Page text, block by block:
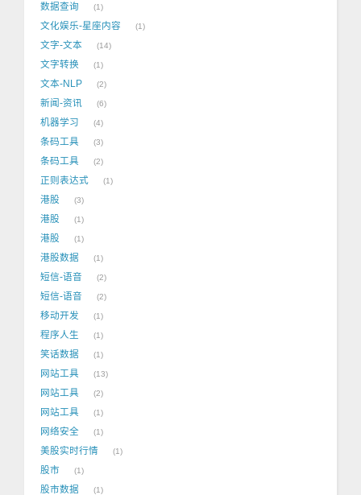
数据查询 1
文化娱乐-星座内容 1
文字-文本 14
文字转换 1
文本-NLP 2
新闻-资讯 6
机器学习 4
条码工具 3
条码工具 2
正则表达式 1
港股 3
港股 1
港股 1
港股数据 1
短信-语音 2
短信-语音 2
移动开发 1
程序人生 1
笑话数据 1
网站工具 13
网站工具 2
网站工具 1
网络安全 1
美股实时行情 1
股市 1
股市数据 1